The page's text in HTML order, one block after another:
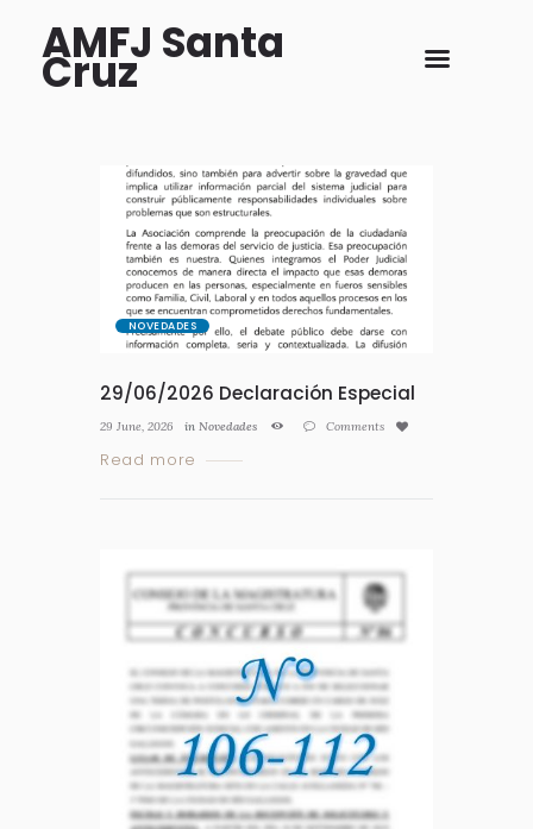
AMFJ Santa
Cruz
NOVEDADES
29/06/2026 Declaración Especial
29 June, 2026 in Novedades Comments
Read more